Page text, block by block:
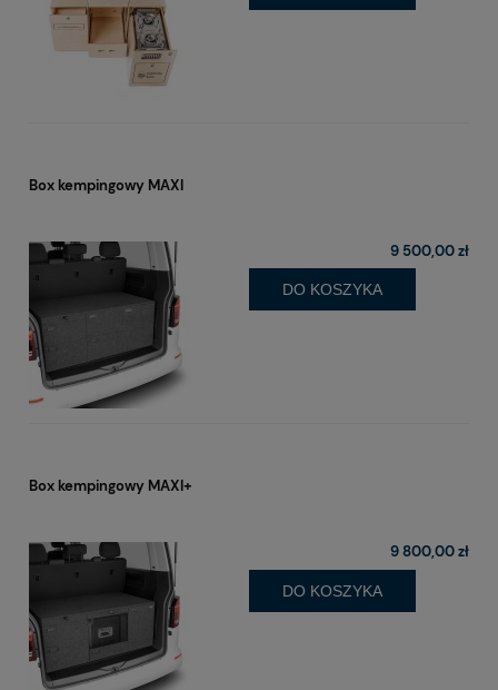
Box kempingowy MAXI
9 500,00 zł
DO KOSZYKA
Box kempingowy MAXI+
9 800,00 zł
DO KOSZYKA